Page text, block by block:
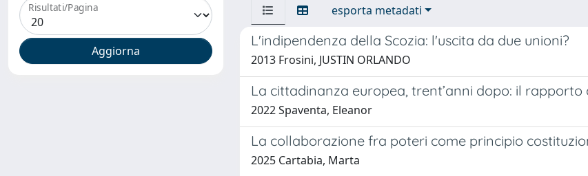
Risultati/Pagina esporta metadati
L'indipendenza della Scozia: l'uscita da due unioni?
2013 Frosini, JUSTIN ORLANDO
La cittadinanza europea, trent’anni dopo: il
2022 Spaventa, Eleanor
La collaborazione fra poteri come principio
2025 Cartabia, Marta